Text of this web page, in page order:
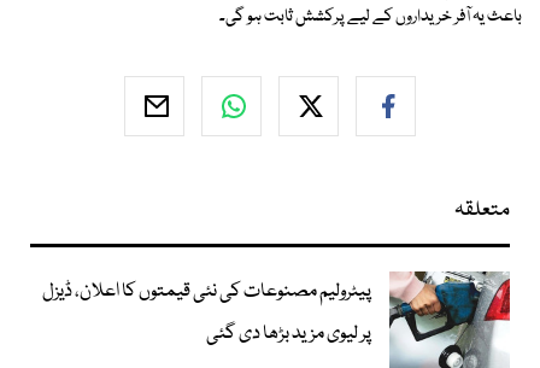
باعث یہ آفر خریداروں کے لیے پرکشش ثابت ہو گی۔
متعلقہ
پیٹرولیم مصنوعات کی نئی قیمتوں کا اعلان، ڈیزل
پر لیوی مزید بڑھا دی گئی